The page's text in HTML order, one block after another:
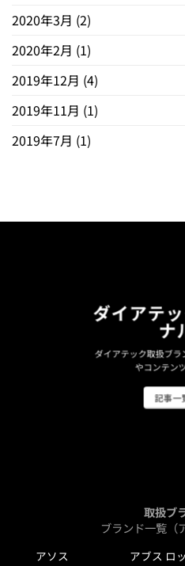
2020年3月 (2)
2020年2月 (1)
2019年12月 (4)
2019年11月 (1)
2019年7月 (1)
ダイアテ
ナ
ダイアテック取扱ブ
やコンテン
記事一
取扱ブ
ブランド一覧（
アソス アブス ロ